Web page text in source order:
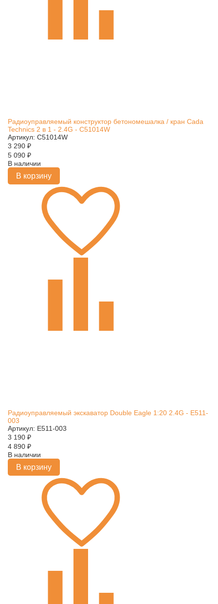
Радиоуправляемый конструктор бетономешалка / кран Cada
Technics 2 в 1 - 2.4G - C51014W
Артикул: C51014W
3 290 ₽
5 090 ₽
В наличии
В корзину
Радиоуправляемый экскаватор Double Eagle 1:20 2.4G - E511-
003
Артикул: E511-003
3 190 ₽
4 890 ₽
В наличии
В корзину